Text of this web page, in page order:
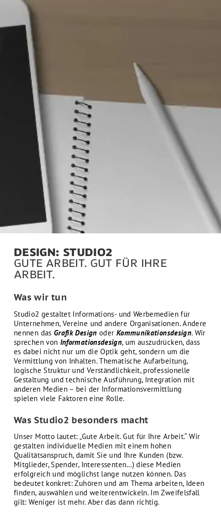
DESIGN: STUDIO2
GUTE ARBEIT. GUT FÜR IHRE
ARBEIT.
Was wir tun
Studio2 gestaltet Informations- und Werbemedien für
Unternehmen, Vereine und andere Organisationen. Andere
nennen das Grafik Design oder Kommunikationsdesign. Wir
sprechen von Informationsdesign, um auszudrücken, dass
es dabei nicht nur um die Optik geht, sondern um die
Vermittlung von Inhalten. Thematische Aufarbeitung,
logische Struktur und Verständlichkeit, professionelle
Gestaltung und technische Ausführung, Integration mit
anderen Medien – bei der Informationsvermittlung
spielen viele Faktoren eine Rolle.
Was Studio2 besonders macht
Unser Motto lautet: „Gute Arbeit. Gut für Ihre Arbeit.“ Wir
gestalten individuelle Medien mit einem hohen
Qualitätsanspruch, damit Sie und Ihre Kunden (bzw.
Mitglieder, Spender, Interessenten…) diese Medien
erfolgreich und möglichst lange nutzen können. Das
bedeutet konkret: Zuhören und am Thema arbeiten, Ideen
finden, auswählen und weiterentwickeln. Im Zweifelsfall
gilt: Weniger ist mehr. Aber das dann richtig.